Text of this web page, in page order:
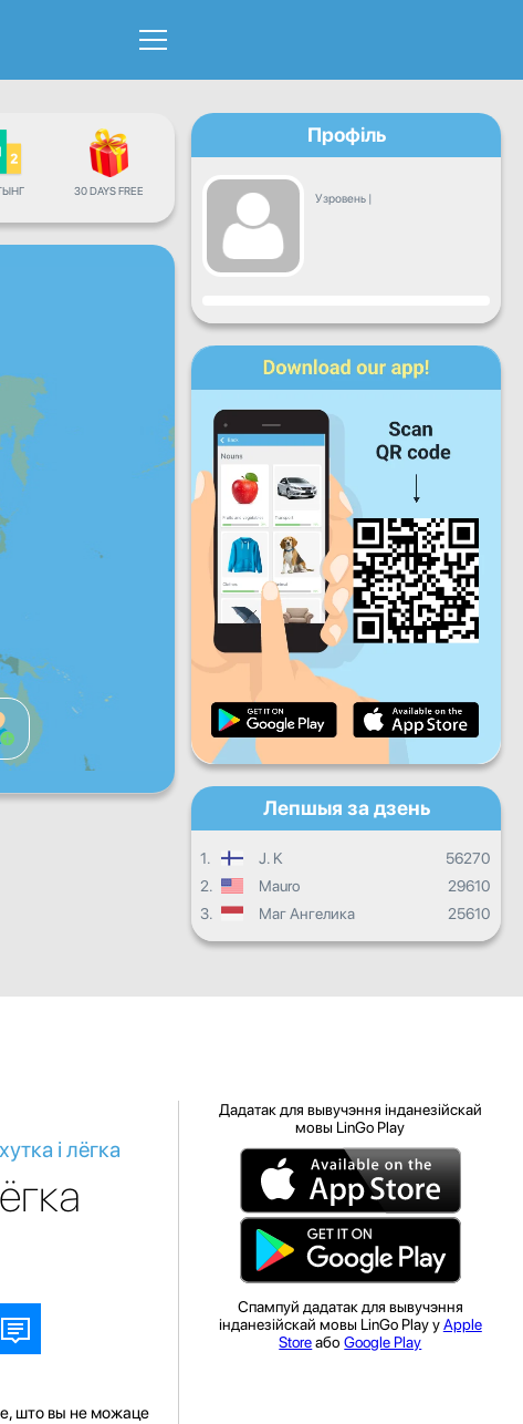
30 DAYS FREE
Профіль
Узровень |
Прагрэс
Пн Сер Чц
Сб Нядз
Штодзённы прагрэс
Штомесячны прагрэс
Агульны прагрэс
Лепшыя за дзень
1. J. K
56270
2.
Mauro
29610
3.
Маг Ангелика 25610
і лёгка
што вы не можаце
Дадатак для вывучэння інданезійскай
мовы LinGo Play
Спампуй дадатак для вывучэння
інданезійскай мовы LinGo Play уApple
StoreабоGoogle Play